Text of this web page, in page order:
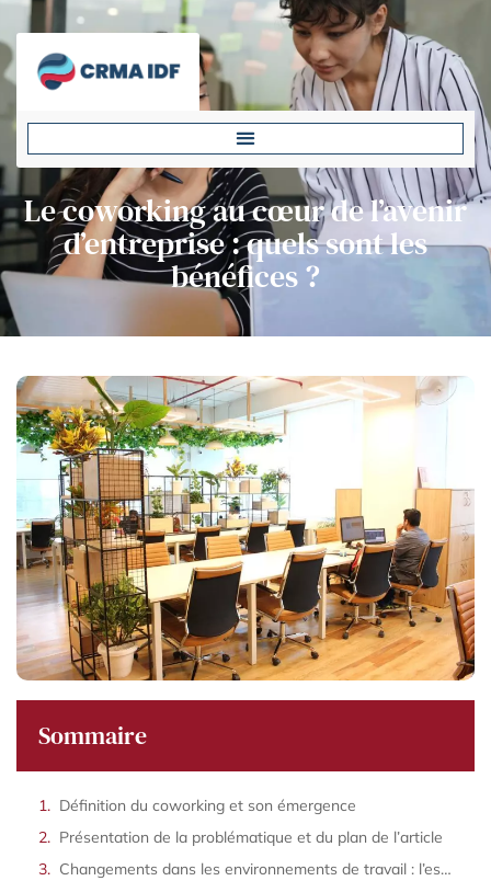
Le coworking au cœur de l’avenir
d’entreprise : quels sont les
bénéfices ?
Sommaire
Définition du coworking et son émergence
Présentation de la problématique et du plan de l’article
Changements dans les environnements de travail : l’essor des espaces de coworking